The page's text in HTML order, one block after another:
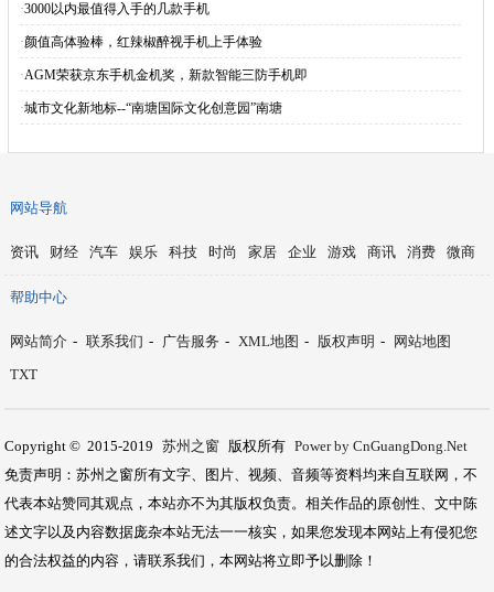
·3000以内最值得入手的几款手机
·颜值高体验棒，红辣椒醉视手机上手体验
·AGM荣获京东手机金机奖，新款智能三防手机即
·城市文化新地标--“南塘国际文化创意园”南塘
网站导航
资讯 财经 汽车 娱乐 科技 时尚 家居 企业 游戏 商讯 消费 微商
帮助中心
网站简介 - 联系我们 - 广告服务 - XML地图 - 版权声明 -
网站地图
TXT
Copyright © 2015-2019 苏州之窗 版权所有 Power by CnGuangDong.Net
免责声明：苏州之窗所有文字、图片、视频、音频等资料均来自互联网，不
代表本站赞同其观点，本站亦不为其版权负责。相关作品的原创性、文中陈
述文字以及内容数据庞杂本站无法一一核实，如果您发现本网站上有侵犯您
的合法权益的内容，请联系我们，本网站将立即予以删除！